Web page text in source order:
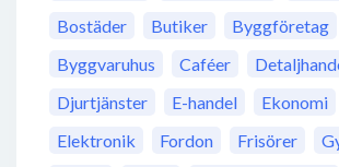
Bostäder
Butiker
Byggföretag
Byggvaruhus
Caféer
Djurtjänster
E-handel
Ekonomi
Elektronik
Fordon Frisörer